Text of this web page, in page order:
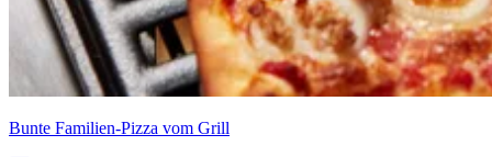
Bunte Familien-Pizza vom Grill